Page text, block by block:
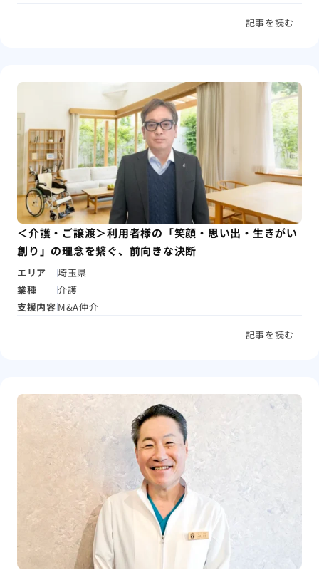
記事を読む
＜介護・ご譲渡＞利用者様の「笑顔・思い出・生きがい
創り」の理念を繋ぐ、前向きな決断
エリア
埼玉県
業種
介護
支援内容 M&A仲介
記事を読む